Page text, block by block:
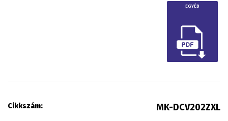
EGYÉB
Cikkszám: MK-DCV202ZXL